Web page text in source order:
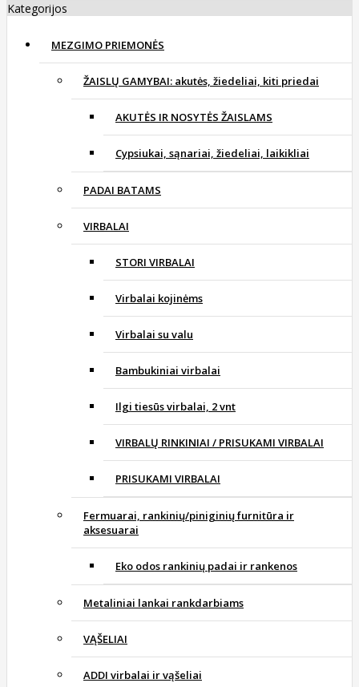
Kategorijos
MEZGIMO PRIEMONĖS
ŽAISLŲ GAMYBAI: akutės, žiedeliai, kiti priedai
AKUTĖS IR NOSYTĖS ŽAISLAMS
Cypsiukai, sąnariai, žiedeliai, laikikliai
PADAI BATAMS
VIRBALAI
STORI VIRBALAI
Virbalai kojinėms
Virbalai su valu
Bambukiniai virbalai
Ilgi tiesūs virbalai, 2 vnt
VIRBALŲ RINKINIAI / PRISUKAMI VIRBALAI
PRISUKAMI VIRBALAI
Fermuarai, rankinių/piniginių furnitūra ir
aksesuarai
Eko odos rankinių padai ir rankenos
Metaliniai lankai rankdarbiams
VĄŠELIAI
ADDI virbalai ir vąšeliai